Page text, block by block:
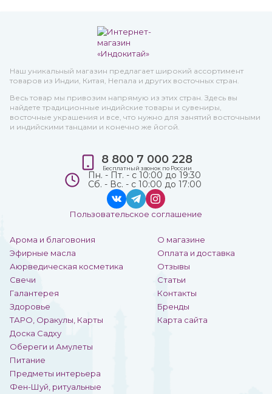
Наш уникальный магазин предлагает широкий ассортимент
товаров из Индии, Китая, Непала и других восточных стран.
Весь товар мы привозим напрямую из этих стран. Здесь вы
найдете традиционные индийские товары и сувениры,
восточные украшения и все, что нужно для занятий восточными
и индийскими танцами и конечно же йогой.
Арома и благовония
Эфирные масла
Аюрведическая косметика
Свечи
Галантерея
Здоровье
ТАРО, Оракулы, Карты
Доска Садху
Обереги и Амулеты
Питание
Предметы интерьера
Фен-Шуй, ритуальные
О магазине
Оплата и доставка
Отзывы
Статьи
Контакты
Бренды
Карта сайта
8 800 7 000 228
Бесплатный звонок по России
Пн. - Пт. - с 10:00 до 19:30
Сб. - Вс. - с 10:00 до 17:00
Пользовательское соглашение